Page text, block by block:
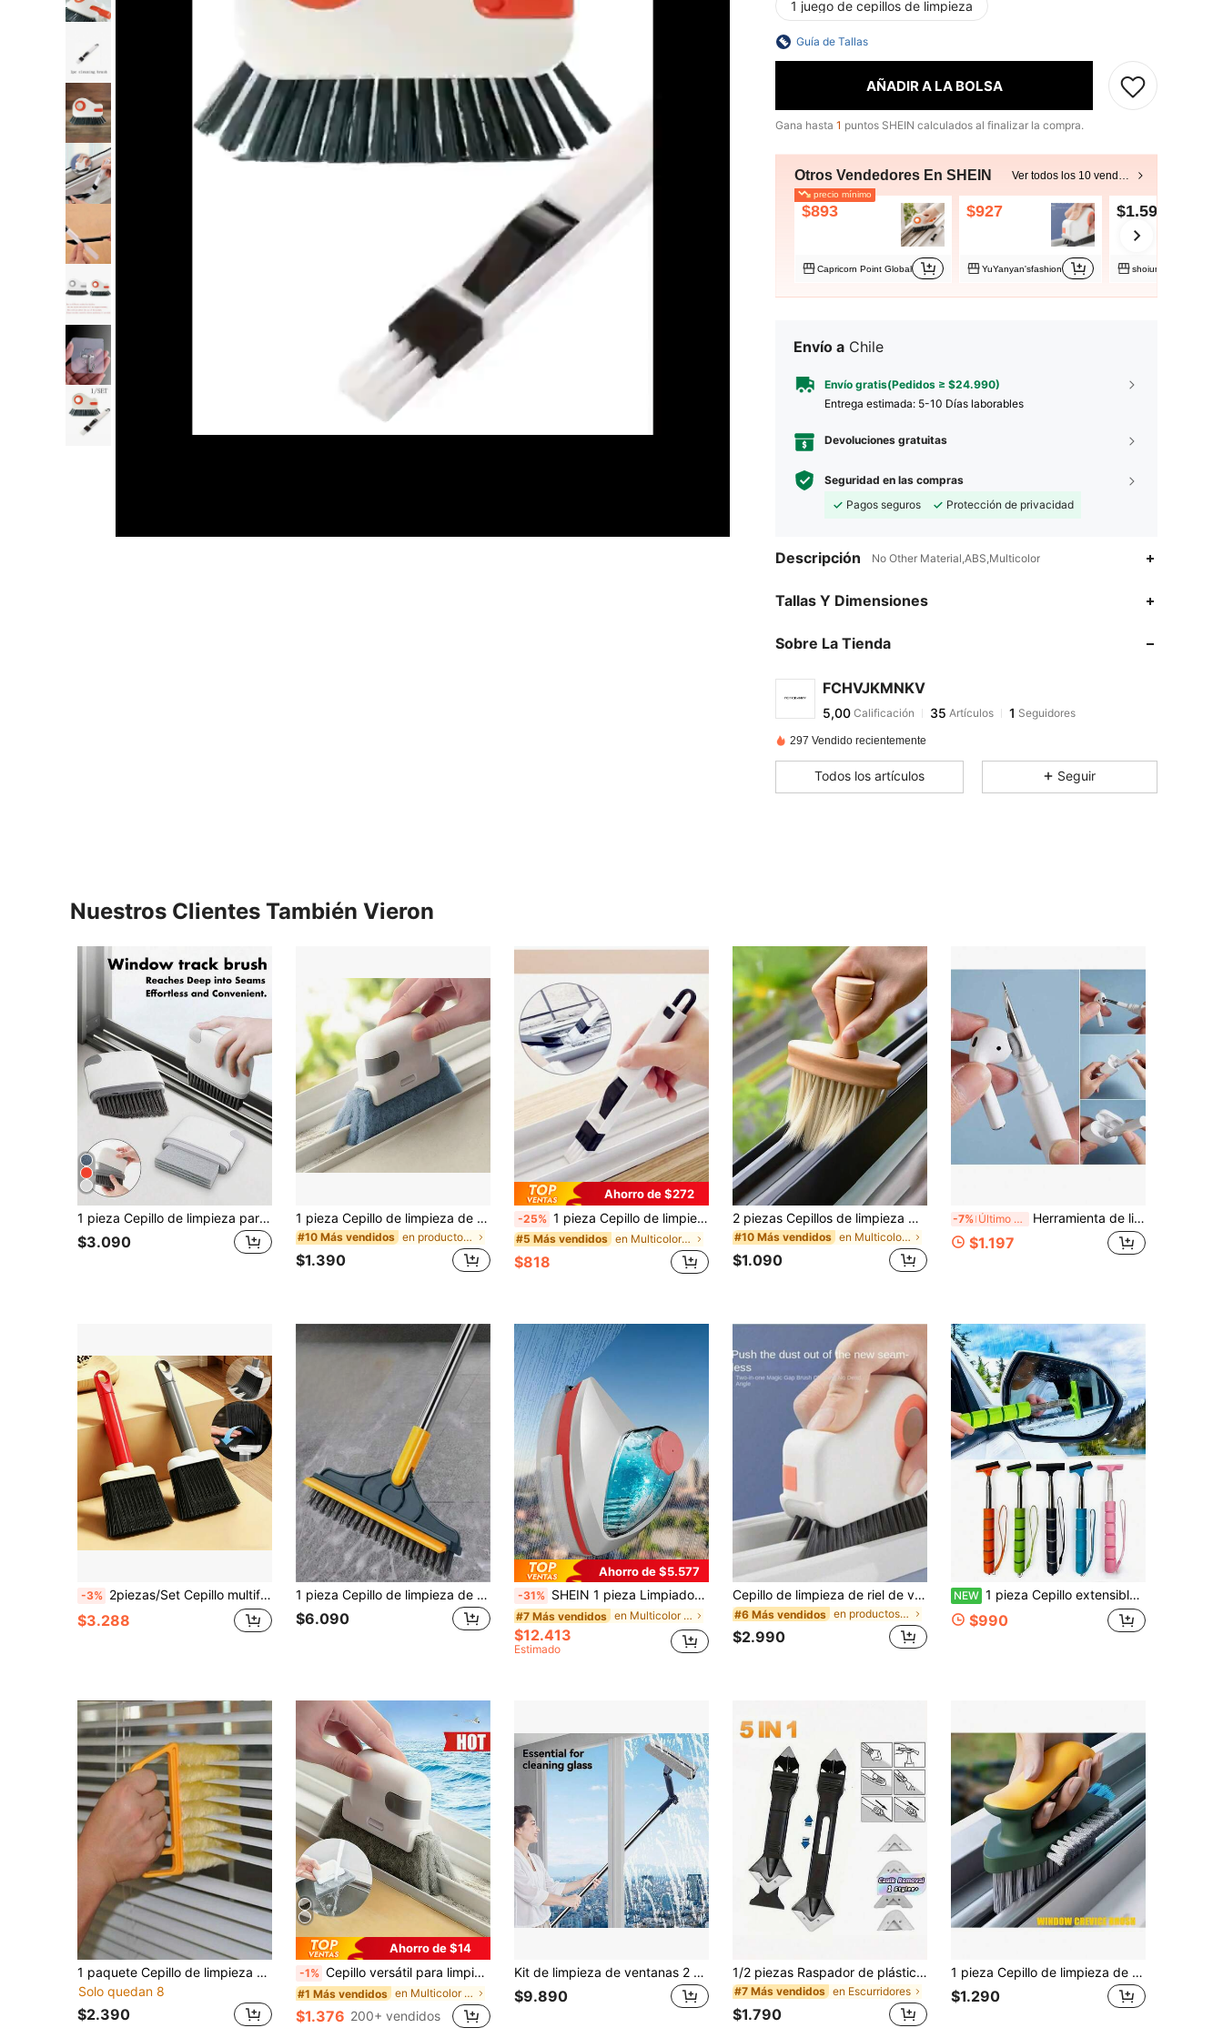
1 juego de cepillos de limpieza
Guía de Tallas
AÑADIR A LA BOLSA
Gana hasta 1 puntos SHEIN calculados al finalizar la compra.
Otros Vendedores En SHEIN Ver todos los 10 vendedores
precio mínimo
$893
Capricorn Point Global
$927
YuYanyan'sfashion
$1.590
shoiuming
Envío a Chile
Envío gratis(Pedidos ≥ $24.990)
Entrega estimada: 5-10 Días laborables
Devoluciones gratuitas
Seguridad en las compras
Pagos seguros
Protección de privacidad
Descripción No Other Material,ABS,Multicolor
Tallas Y Dimensiones
Sobre La Tienda
FCHVJKMNKV
5,00 Calificación 35 Artículos 1 Seguidores
297 Vendido recientemente
Todos los artículos Seguir
Nuestros Clientes También Vieron
1 pieza Cepillo de limpieza para ranuras de ventanas, Cepillo de limpieza de ranuras de ventanas 2 en 1 - Cepillo de limpieza de umbrales de puertas y ventanas desmontable, Limpiador de esquinas de vidrio y herramienta de limpieza de ranuras de marcos de ventanas de plástico, Adecuado para limpiar rieles de puertas, ranuras de ventanas, marcos de ventanas y otras grietas estrechas, también se puede usar como herramienta de limpieza de cocina
$3.090
1 pieza Cepillo de limpieza de ventanas 2 en 1 desmontable, cepillo de ranura de plástico para limpiar esquinas, grietas, ranuras de vidrio de puertas y ventanas
#10 Más vendidos en productos de limpieza para el hogar Herramienta
$1.390
Ahorro de $272
-25% 1 pieza Cepillo de limpieza de ranura de ventana, herramienta de limpieza de ventana de malla, cepillo pequeño de ranura de teclado, cepillo de ranura de recogedor de polvo de cinta de vidrio, cepillo de limpieza, limpieza del hogar
#5 Más vendidos en Multicolor Herramientas para limpiar ventanas
$818
2 piezas Cepillos de limpieza multifuncionales, limpiador de ranuras, cepillo para ventanas y ranuras, cepillo para escritorio, cepillo para interior de automóviles, limpiador de teclado, apto para uso en el hogar, cocina, baño, escritorio de oficina y limpieza de automóviles (1/2 piezas disponibles)
#10 Más vendidos en Multicolor Otros cepillos de limpieza
$1.090
-7% Último día Herramienta de limpieza de auriculares inalámbricos 3 en 1, kit de limpieza de estuche de auriculares, cepillo de limpieza de electrodomésticos digitales multifunción, bolígrafo de limpieza de polvo digital para computadora y teléfono, regalo de cumpleaños, cocina, baño, suministros para el hogar, herramientas de limpieza,
$1.197
-3% 2piezas/Set Cepillo multifuncional para ranuras, cepillo de cerdas suaves para quitar el polvo en el hogar, cepillo de limpieza de ranuras de ventanas, herramienta para quitar el polvo
$3.288
1 pieza Cepillo de limpieza de mango largo, herramienta de limpieza 2 en 1 para grietas del suelo, herramienta de limpieza de ventanas, apto para baño, inodoro, hotel y uso comercial, con cerdas angulares y raspador, cabezal de cepillo giratorio de 180°, ayudante de limpieza del hogar
$6.090
Ahorro de $5.577
-31% SHEIN 1 pieza Limpiador de Ventanas Magnético, Material ABS, Raspador de Vidrio Multifuncional, Viene con Función de Almacenamiento de Agua, Función de Anti-Pellizco, Adecuado para Sala de Estar, Baño, Cocina - Limpieza de Ventanas Eficiente (Diferentes Especificaciones de Diferentes Colores, Cada Especificación Está Marcada con el Grado de Aplicación del Vidrio, Por Favor Pedir de Acuerdo con su Propio Vidrio)
#7 Más vendidos en Multicolor Herramientas para limpiar ventanas
$12.413
Estimado
Cepillo de limpieza de riel de ventana 2 en 1 - Cepillo desmontable para ranuras de puertas y ventanas, limpiador de esquinas de vidrio, herramienta de plástico para huecos de alféizar de ventana
#6 Más vendidos en productos de limpieza para el hogar Herramienta
$2.990
NEW 1 pieza Cepillo extensible para limpiar el parabrisas del coche, Cepillo extensible para limpiar el espejo retrovisor, Cepillo de microfibra para limpiar ventanas, Mango desmontable, Cepillo para vidrio de coche, Accesorios interiores, Kit de limpieza de coche, Limpiador de vidrio, Limpiador de parabrisas, Accesorios para coche
$990
1 paquete Cepillo de limpieza de plástico para limpiar el polvo de las persianas y los espacios de los acondicionadores de aire, diseño moderno de mango de plástico, adecuado para limpiar las ventanas de la cocina, la oficina, el dormitorio, la sala de estar y los espacios de electrodomésticos del hogar
Solo quedan 8
$2.390
Ahorro de $14
-1% Cepillo versátil para limpiar rieles de puertas y ventanas, cepillo de mano para ranuras, cepillo para limpiar ranuras de ventanas, para limpiar ranuras/polvo/esquinas difíciles de alcanzar de rieles de ventanas, Limpia Cristales, cepillo para eliminar el polvo, sin ángulos muertos
#1 Más vendidos en Multicolor Herramientas para limpiar ventanas
$1.376 200+ vendidos
Kit de limpieza de ventanas 2 en 1, cepillo de limpieza de vidrio con mango largo profesional y escurridor de ventanas con cabeza flexible, adecuado para limpiar ventanas interiores/exteriores y cristales de automóviles
$9.890
1/2 piezas Raspador de plástico y acero inoxidable de 20 cm, usado para rellenar juntas, vidrio y herramientas de limpieza de sellado de juntas, adecuado para cocina, baño, limpieza de espacios en el piso, herramientas de decoración del hogar
#7 Más vendidos en Escurridores
$1.790
1 pieza Cepillo de limpieza de ranuras, 3 en 1 con cerdas multiángulo, cepillo de limpieza manual multifuncional, cepillo sin ángulos muertos, adecuado para limpiar ventanas, ranuras, estufas, rieles de puertas, fregaderos de lavandería, etc., adecuado para limpiar y organizar dormitorio, sala de estar, cocina, baño, garaje y áreas de jardín al aire libre. Decoración del hogar, suministros de limpieza del hogar, herramientas de limpieza, suministros de barrido, suministros de desempolvado - También se puede usar con 1 pieza cepillo de limpieza de doble cara por separado
$1.290